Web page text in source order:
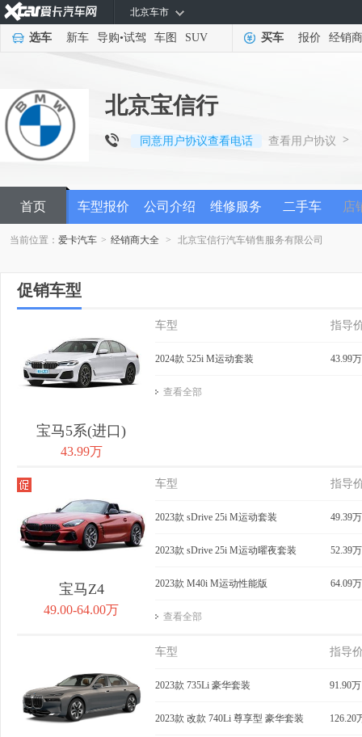
北京车市
选车 新车 导购•试驾 车图 SUV 买车 报价 经销商
北京宝信行
同意用户协议查看电话 查看用户协议 >
首页 车型报价 公司介绍 维修服务 二手车 店
当前位置：爱卡汽车 > 经销商大全 > 北京宝信行汽车销售服务有限公司
促销车型
宝马5系(进口)
43.99万
车型 指导
2024款 525i M运动套装 43.99万
查看全部
宝马Z4
49.00-64.00万
车型 指导
2023款 sDrive 25i M运动套装 49.39万
2023款 sDrive 25i M运动曜夜套装 52.39万
2023款 M40i M运动性能版 64.09万
查看全部
车型 指导
2023款 735Li 豪华套装 91.90万
2023款 改款 740Li 尊享型 豪华套装 126.20